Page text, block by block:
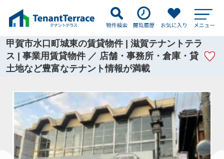
甲賀市水口町城東の賃貸物件 | 滋賀テナントテラ
ス | 事業用賃貸物件 ／ 店舗・事務所・倉庫・貸
土地など豊富なテナント情報が満載